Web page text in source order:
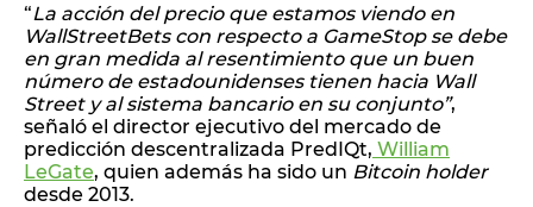
“La acción del precio que estamos viendo en
WallStreetBets con respecto a GameStop se debe
en gran medida al resentimiento que un buen
número de estadounidenses tienen hacia Wall
Street y al sistema bancario en su conjunto”,
señaló el director ejecutivo del mercado de
predicción descentralizada PredIQt, William
LeGate, quien además ha sido un Bitcoin holder
desde 2013.